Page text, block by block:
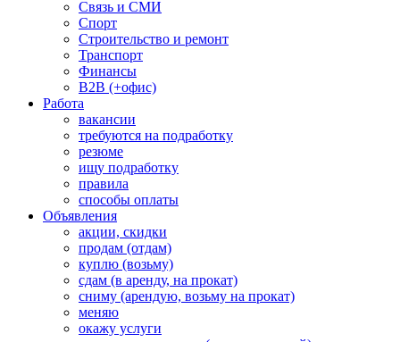
Связь и СМИ
Спорт
Строительство и ремонт
Транспорт
Финансы
B2B (+офис)
Работа
вакансии
требуются на подработку
резюме
ищу подработку
правила
способы оплаты
Объявления
акции, скидки
продам (отдам)
куплю (возьму)
сдам (в аренду, на прокат)
сниму (арендую, возьму на прокат)
меняю
окажу услуги